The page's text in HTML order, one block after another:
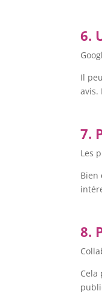
6.
Il
avis.
7.
Les
Bien
8.
Cela